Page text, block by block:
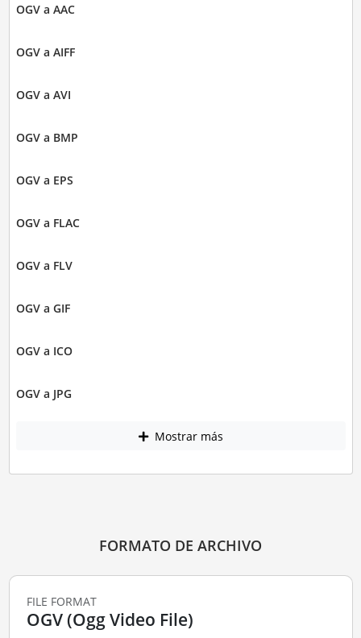
OGV a AAC
OGV a AIFF
OGV a AVI
OGV a BMP
OGV a EPS
OGV a FLAC
OGV a FLV
OGV a GIF
OGV a ICO
OGV a JPG
Mostrar más
FORMATO DE ARCHIVO
FILE FORMAT
OGV (Ogg Video File)